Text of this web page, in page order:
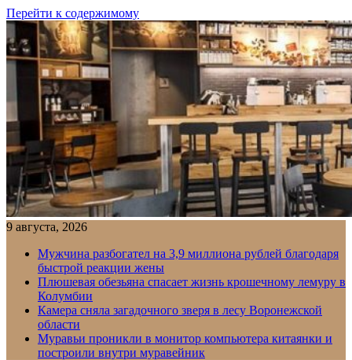
Перейти к содержимому
9 августа, 2026
Мужчина разбогател на 3,9 миллиона рублей благодаря
быстрой реакции жены
Плюшевая обезьяна спасает жизнь крошечному лемуру в
Колумбии
Камера сняла загадочного зверя в лесу Воронежской
области
Муравьи проникли в монитор компьютера китаянки и
построили внутри муравейник